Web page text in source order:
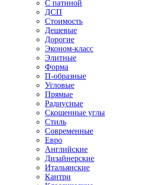
С патиной
ДСП
Стоимость
Дешевые
Дорогие
Эконом-класс
Элитные
Форма
П-образные
Угловые
Прямые
Радиусные
Скошенные углы
Стиль
Современные
Евро
Английские
Дизайнерские
Итальянские
Кантри